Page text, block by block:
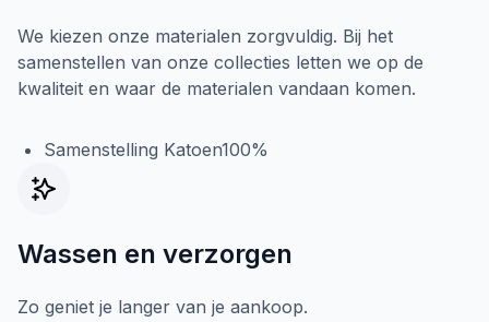
We kiezen onze materialen zorgvuldig. Bij het
samenstellen van onze collecties letten we op de
kwaliteit en waar de materialen vandaan komen.
Samenstelling Katoen100%
Wassen en verzorgen
Zo geniet je langer van je aankoop.